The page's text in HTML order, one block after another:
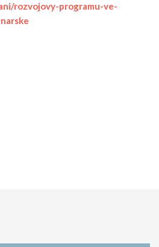
rozvojovy-programu-ve-